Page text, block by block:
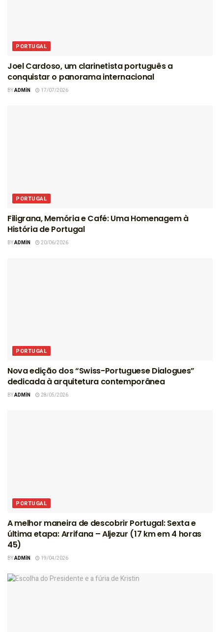
PORTUGAL
Joel Cardoso, um clarinetista português a
conquistar o panorama internacional
BYADMIN 17/07/2026
PORTUGAL
Filigrana, Memória e Café: Uma Homenagem à
História de Portugal
BYADMIN 20/06/2026
PORTUGAL
Nova edição dos “Swiss-Portuguese Dialogues”
dedicada à arquitetura contemporânea
BYADMIN 28/05/2026
PORTUGAL
A melhor maneira de descobrir Portugal: Sexta e
última etapa: Arrifana – Aljezur (17 km em 4 horas
45)
BYADMIN 19/04/2026